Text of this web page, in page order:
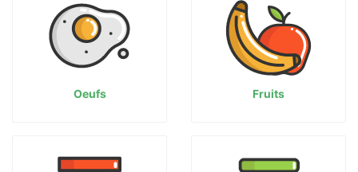
Oeufs Fruits